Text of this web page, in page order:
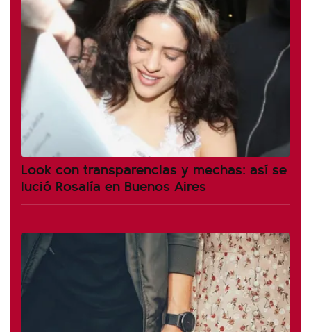
Look con transparencias y mechas: así se
lució Rosalía en Buenos Aires